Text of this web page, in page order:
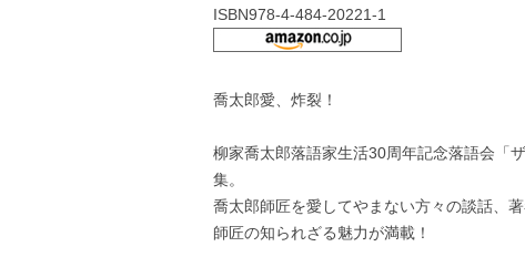
ISBN978-4-484-20221-1
喬太郎愛、炸裂！
柳家喬太郎落語家生活30周年記念落語会「
集。
喬太郎師匠を愛してやまない方々の談話、著
師匠の知られざる魅力が満載！